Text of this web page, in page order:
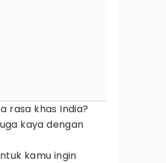
rasa khas India?
kaya dengan
kamu ingin